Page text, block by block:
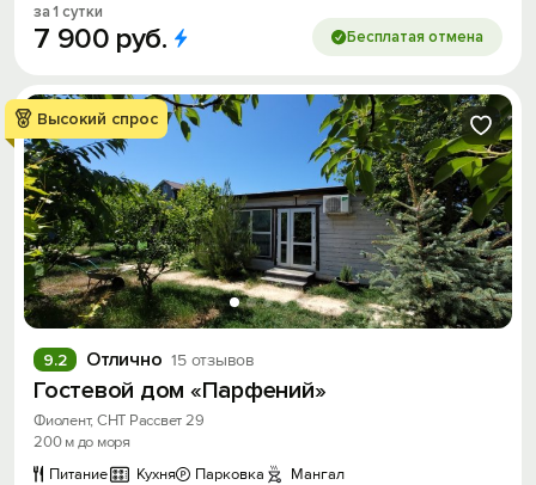
за 1 сутки
7 900 руб. Бесплатая отмена
Высокий спрос
Отлично 15 отзывов
9.2
Гостевой дом «Парфений»
Фиолент, СНТ Рассвет 29
200 м до моря
Питание
Кухня Парковка Мангал